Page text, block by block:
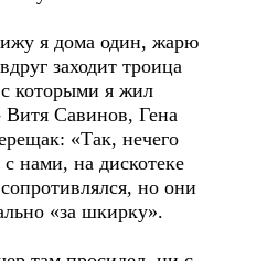
я дома один, жарю
заходит троица
которыми я жил
Витя Савинов, Гена
«Так, нечего
нами, на дискотеке
но они
«за шкирку».